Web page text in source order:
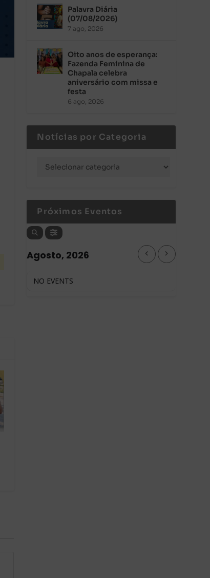
Palavra Diária
(07/08/2026)
7 ago, 2026
Oito anos de esperança:
Fazenda Feminina de
Chapala celebra
aniversário com missa e
festa
6 ago, 2026
Notícias por Categoria
Próximos Eventos
Agosto, 2026
NO EVENTS